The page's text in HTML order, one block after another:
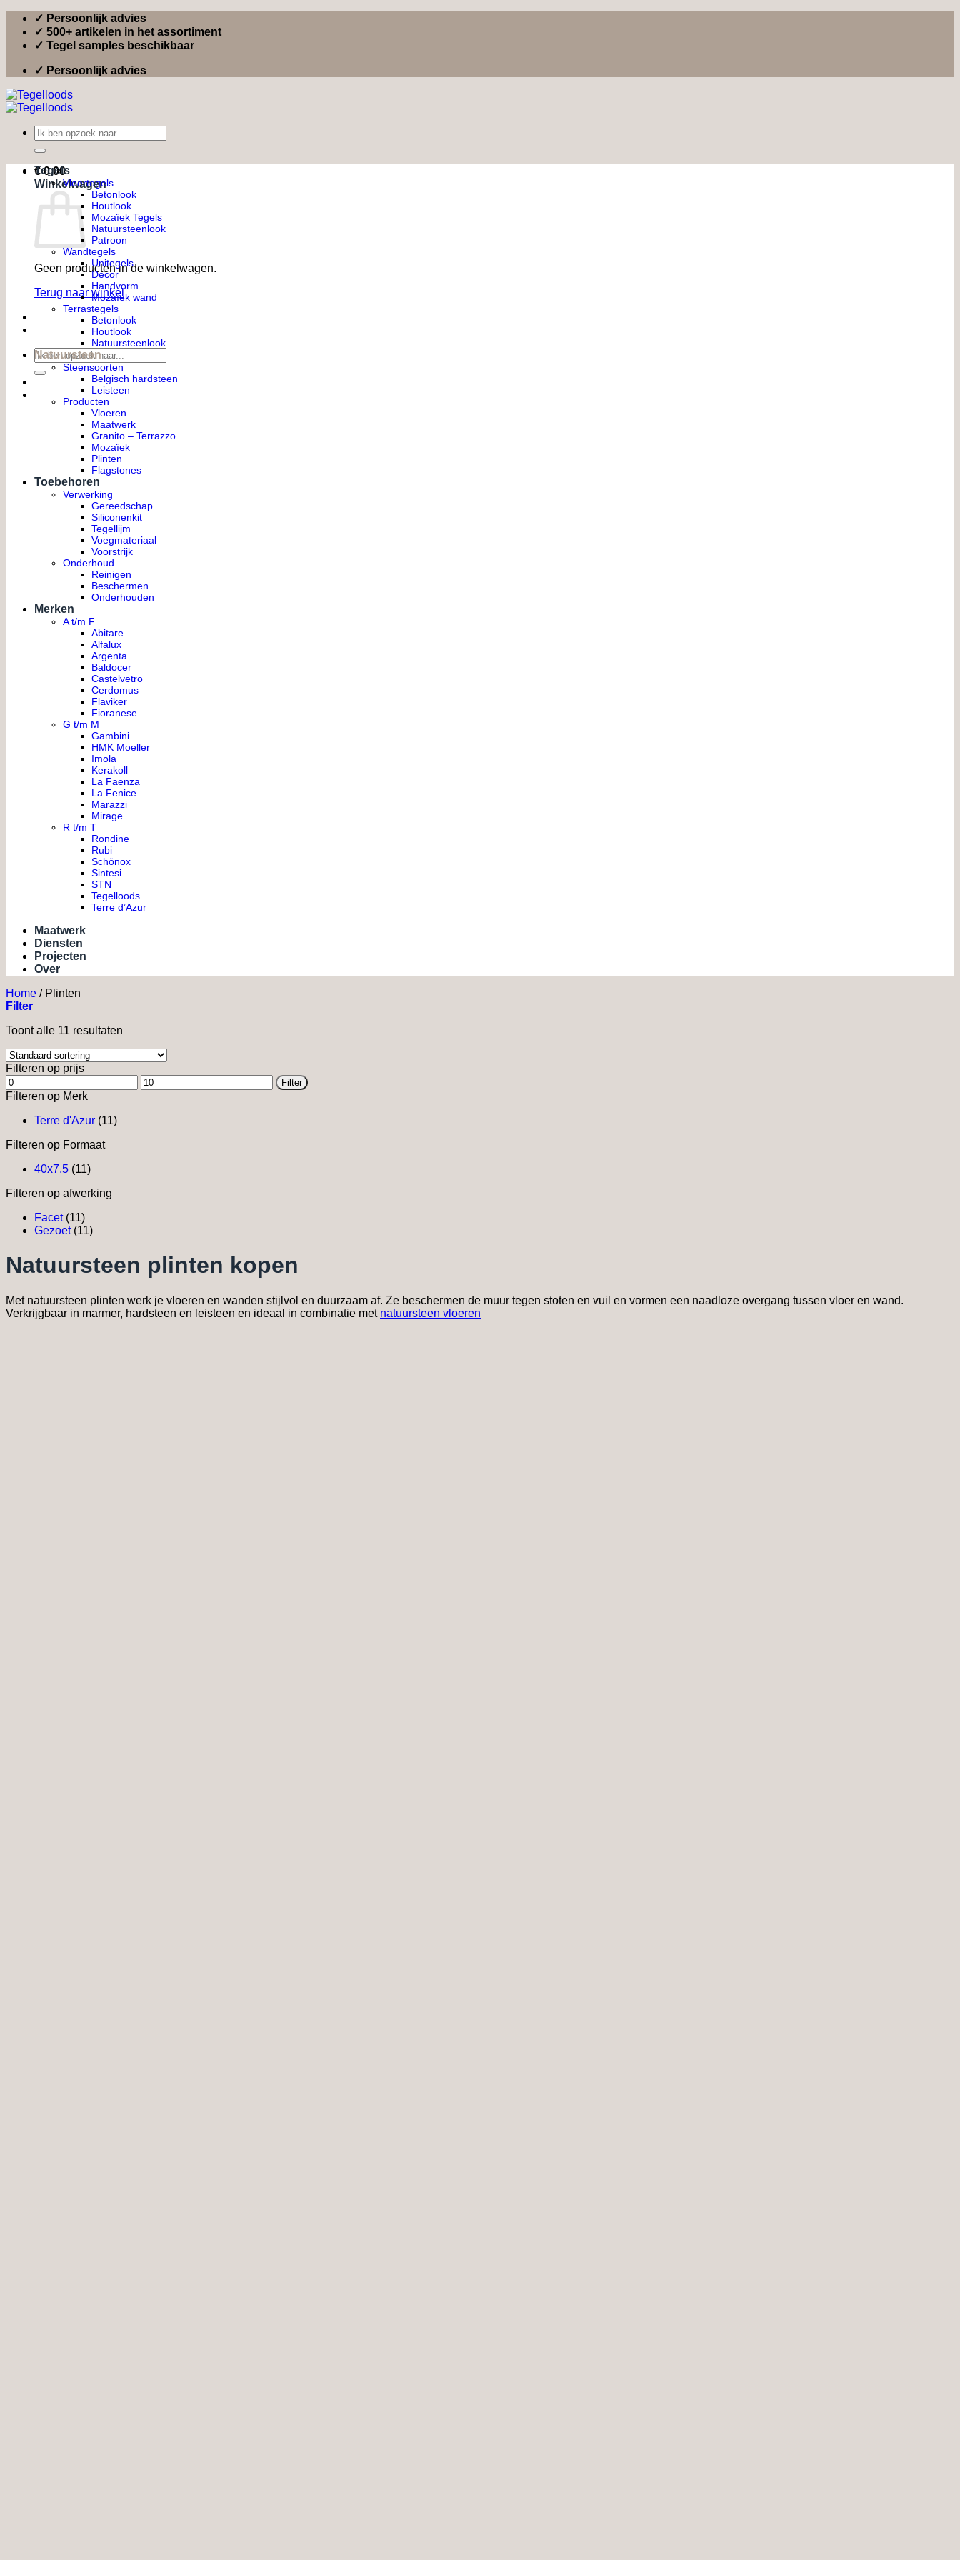
naar
inhoud
✓ Persoonlijk advies
✓ 500+ artikelen in het assortiment
✓ Tegel samples beschikbaar
✓ Persoonlijk advies
Zoeken
naar:
€0,00
Winkelwagen
Geen producten in de winkelwagen.
Terug naar winkel
Zoeken
naar:
Tegels
Vloertegels
Betonlook
Houtlook
Mozaïek Tegels
Natuursteenlook
Patroon
Wandtegels
Unitegels
Decor
Handvorm
Mozaïek wand
Terrastegels
Betonlook
Houtlook
Natuursteenlook
Natuursteen
Steensoorten
Belgisch hardsteen
Leisteen
Producten
Vloeren
Maatwerk
Granito – Terrazzo
Mozaïek
Plinten
Flagstones
Toebehoren
Verwerking
Gereedschap
Siliconenkit
Tegellijm
Voegmateriaal
Voorstrijk
Onderhoud
Reinigen
Beschermen
Onderhouden
Merken
A t/m F
Abitare
Alfalux
Argenta
Baldocer
Castelvetro
Cerdomus
Flaviker
Fioranese
G t/m M
Gambini
HMK Moeller
Imola
Kerakoll
La Faenza
La Fenice
Marazzi
Mirage
R t/m T
Rondine
Rubi
Schönox
Sintesi
STN
Tegelloods
Terre d’Azur
Maatwerk
Diensten
Projecten
Over
Home /Plinten
Filter
Toont alle 11 resultaten
Filteren op prijs
Min.
prijs
Max.
prijs
Filter
Filteren op Merk
Terre d'Azur (11)
Filteren op Formaat
40x7,5 (11)
Filteren op afwerking
Facet (11)
Gezoet (11)
Natuursteen plinten kopen
Met natuursteen plinten werk je vloeren en wanden stijlvol en duurzaam af. Ze beschermen de muur tegen stoten en vuil en vormen een naadloze overgang tussen vloer en wand.
Verkrijgbaar in marmer, hardsteen en leisteen en ideaal in combinatie met natuursteen vloeren